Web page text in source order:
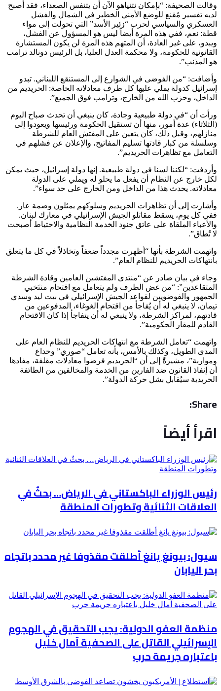
وقالت الصحيفة: “بإمكان نتنياهو الآن أن يتنفس الصعداء، فقد أصبح
لديه تفسير مُقنع للوضع الأمني الخطير في الشمال والفشل
العسكري والسياسي لحرب “زئير الأسد” التي تحولت إلى مواء
قطة: نعم، ففي هذه المرة أيضاً ليس هو المسؤول عن الفشل،
ويبدو، على غير العادة، أن المتهم هذه المرة لن يكون المستشارة
القانونية للحكومة، ولا محكمة العدل العليا، بل الرئيس دونالد ترامب
هو المذنب”.
وأضافت: “من الفوضى في الشوارع إلى المستنقع اللبناني. تبدو
إسرائيل كدولة يملي عليها كل طرف معادلاته الخاصة: الحريديم من
الداخل، وحزب الله من الخارج، وترامب فوق الجميع”.
ورأت أن “في دولة طبيعية وجادة، كان ينبغي أن تحدث صباح اليوم
(الثلاثاء) عدة أمور، منها أن تستقيل الحكومة ورئيسها ويعودوا إلى
منازلهم، وقبل ذلك، كان يتعين على المفتش العام للشرطة
وسلسلة من كبار قادتها تسليم المفاتيح، والإعلان عن فشلهم في
التعامل مع تظاهرات الحريديم”.
وأردفت: “لكننا لسنا في دولة طبيعية. إنها دولة إسرائيل، حيث يمكن
لكل خارج عن النظام أن يفعل ما يحلو له ويملي على الدولة
معادلاته. يحدث هذا من الداخل ومن الخارج على حد سواء”.
وأشارت إلى أن تظاهرات الحريديم وسلوكهم يمثلون وصمة عار.
ففي كل يوم، يسقط مقاتلو الجيش الإسرائيلي في معارك لبنان.
والأعباء الملقاة على عاتق جنود الخدمة النظامية والاحتياط أصبحت
لا تُطاق”.
واتهمت الشرطة بأنها “أظهرت مجدداً ضعفاً وتخاذلاً في كل ما يتعلق
بانتهاكات الحريديم للنظام العام”.
وجاء في بيان صادر عن “منتدى المفتشين العامين وقادة الشرطة
المتقاعدين”: “من غض الطرف ولم يتعامل مع اقتحام منتَخبي
الجمهور والفوضويين لقواعد الجيش الإسرائيلي في بيت ليد وسدي
تيمان، لا ينبغي له أن يُفاجأ من اقتحام الغوغاء، المدفوعين من
قادتهم، لمراكز الشرطة، ولا ينبغي له أن يتفاجأ إذا كان الاقتحام
القادم للمقار الحكومية”.
واتهمت “تعامل الشرطة مع انتهاكات الحريديم للنظام العام على
المدى الطويل، وكذلك بالأمس، بأنه تعامل “صوري” وخداع
ومواربة”، مشيرةً إلى أن “الحريديم فرضوا معادلات مقلقة، مفادها
أن إنفاذ القانون ضد الفارين من الخدمة والمخالفين من الطائفة
الحريدية سيُقابل بشل حركة الدولة”.
Share:
اقرأ أيضاً
رئيس الوزراء الباكستاني في الرياض… بحثٌ في
العلاقات الثنائية وتطورات المنطقة
سيول: بيونغ يانغ أطلقت مقذوفا غير محدد باتجاه
بحر اليابان
منظمة العفو الدولية: يجب التحقيق في الهجوم
الإسرائيلي القاتل على الصحفية آمال خليل
باعتباره جريمة حرب